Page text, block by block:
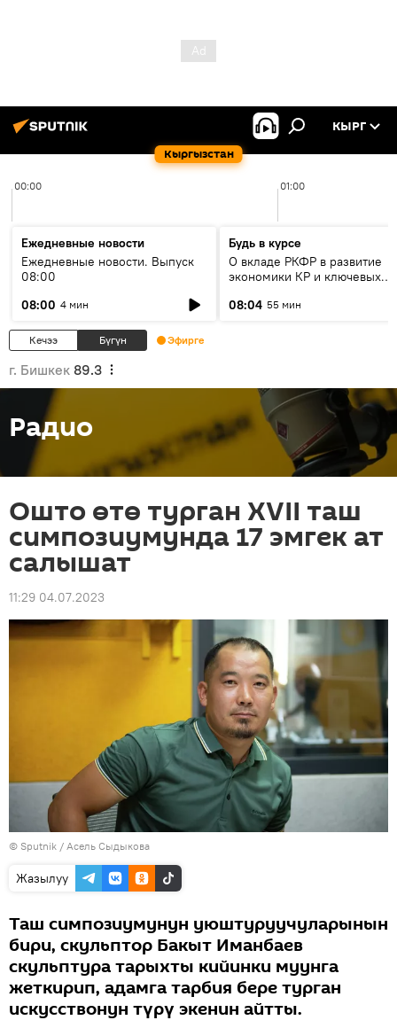
Кыргызстан
КЫРГ
00:00 01:00
Ежедневные новости
Ежедневные новости. Выпуск
08:00
08:00 4 мин
Будь в курсе
О вкладе РКФР в развитие
экономики КР и ключевых
08:04 55 мин
Кечээ Бүгүн Эфирге
г. Бишкек 89.3
Радио
Ошто өтө турган XVII таш
симпозиумунда 17 эмгек ат
салышат
11:29 04.07.2023
© Sputnik / Асель Сыдыкова
Жазылуу
Таш симпозиумунун уюштуруучуларынын
бири, скульптор Бакыт Иманбаев
скульптура тарыхты кийинки муунга
жеткирип, адамга тарбия бере турган
искусствонун түрү экенин айтты.